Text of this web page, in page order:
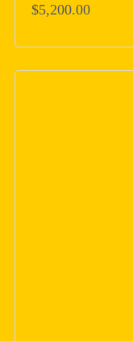
$5,200.00